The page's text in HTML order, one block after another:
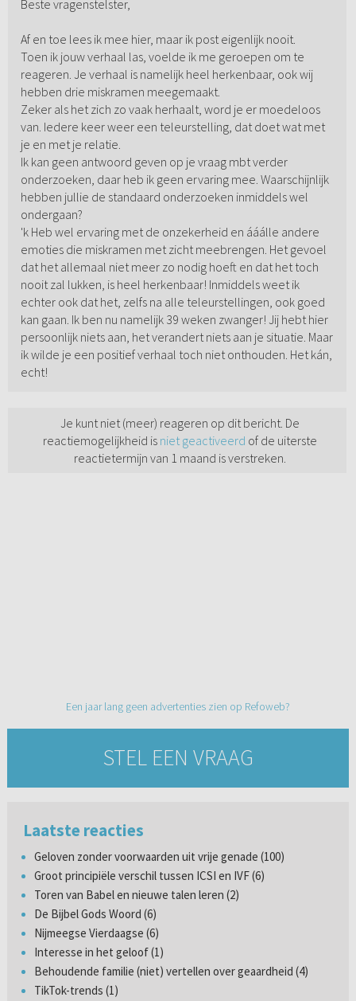
Beste vragenstelster,
Af en toe lees ik mee hier, maar ik post eigenlijk nooit.
Toen ik jouw verhaal las, voelde ik me geroepen om te
reageren. Je verhaal is namelijk heel herkenbaar, ook wij
hebben drie miskramen meegemaakt.
Zeker als het zich zo vaak herhaalt, word je er moedeloos
van. Iedere keer weer een teleurstelling, dat doet wat met
je en met je relatie.
Ik kan geen antwoord geven op je vraag mbt verder
onderzoeken, daar heb ik geen ervaring mee. Waarschijnlijk
hebben jullie de standaard onderzoeken inmiddels wel
ondergaan?
'k Heb wel ervaring met de onzekerheid en ááálle andere
emoties die miskramen met zicht meebrengen. Het gevoel
dat het allemaal niet meer zo nodig hoeft en dat het toch
nooit zal lukken, is heel herkenbaar! Inmiddels weet ik
echter ook dat het, zelfs na alle teleurstellingen, ook goed
kan gaan. Ik ben nu namelijk 39 weken zwanger! Jij hebt hier
persoonlijk niets aan, het verandert niets aan je situatie. Maar
ik wilde je een positief verhaal toch niet onthouden. Het kán,
echt!
Je kunt niet (meer) reageren op dit bericht. De
reactiemogelijkheid is niet geactiveerd of de uiterste
reactietermijn van 1 maand is verstreken.
Een jaar lang geen advertenties zien op Refoweb?
STEL EEN VRAAG
Laatste reacties
Geloven zonder voorwaarden uit vrije genade (100)
Groot principiële verschil tussen ICSI en IVF (6)
Toren van Babel en nieuwe talen leren (2)
De Bijbel Gods Woord (6)
Nijmeegse Vierdaagse (6)
Interesse in het geloof (1)
Behoudende familie (niet) vertellen over geaardheid (4)
TikTok-trends (1)